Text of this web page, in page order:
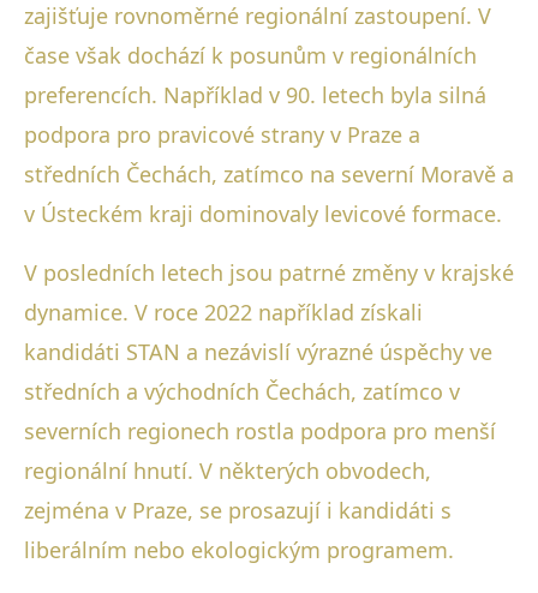
zajišťuje rovnoměrné regionální zastoupení. V
čase však dochází k posunům v regionálních
preferencích. Například v 90. letech byla silná
podpora pro pravicové strany v Praze a
středních Čechách, zatímco na severní Moravě a
v Ústeckém kraji dominovaly levicové formace.
V posledních letech jsou patrné změny v krajské
dynamice. V roce 2022 například získali
kandidáti STAN a nezávislí výrazné úspěchy ve
středních a východních Čechách, zatímco v
severních regionech rostla podpora pro menší
regionální hnutí. V některých obvodech,
zejména v Praze, se prosazují i kandidáti s
liberálním nebo ekologickým programem.